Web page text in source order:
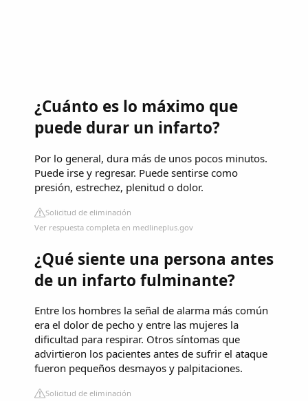
¿Cuánto es lo máximo que
puede durar un infarto?
Por lo general, dura más de unos pocos minutos.
Puede irse y regresar. Puede sentirse como
presión, estrechez, plenitud o dolor.
Solicitud de eliminación
Ver respuesta completa en medlineplus.gov
¿Qué siente una persona antes
de un infarto fulminante?
Entre los hombres la señal de alarma más común
era el dolor de pecho y entre las mujeres la
dificultad para respirar. Otros síntomas que
advirtieron los pacientes antes de sufrir el ataque
fueron pequeños desmayos y palpitaciones.
Solicitud de eliminación